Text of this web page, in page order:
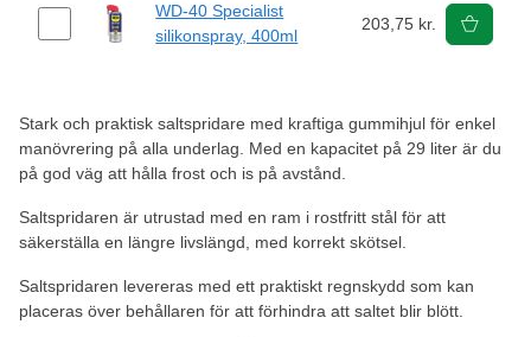
Stark och praktisk saltspridare med kraftiga gummihjul för enkel
manövrering på alla underlag. Med en kapacitet på 29 liter är du
på god väg att hålla frost och is på avstånd.
Saltspridaren är utrustad med en ram i rostfritt stål för att
säkerställa en längre livslängd, med korrekt skötsel.
Saltspridaren levereras med ett praktiskt regnskydd som kan
placeras över behållaren för att förhindra att saltet blir blött.
WD-40 Specialist
silikonspray, 400ml
203,75 kr.